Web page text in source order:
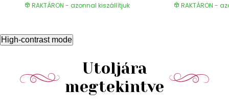
RAKTÁRON - azonnal kiszállítjuk RAKTÁRON -
High-contrast mode
Utoljára
megtekintve